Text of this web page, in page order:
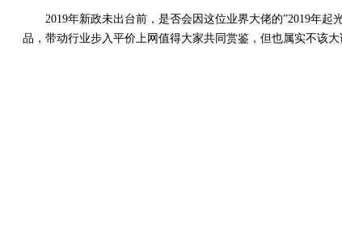
2019年新政未出台前，是否会因这位业界大佬的”2019年
品，带动行业步入平价上网值得大家共同赏鉴，但也属实不该